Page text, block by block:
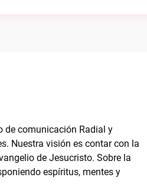
de comunicación Radial y
Nuestra visión es contar con la
de Jesucristo. Sobre la
espíritus, mentes y